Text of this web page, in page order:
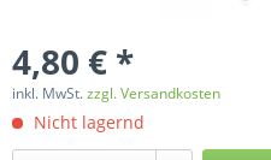
4,80 € *
inkl. MwSt.zzgl. Versandkosten
Nicht lagernd